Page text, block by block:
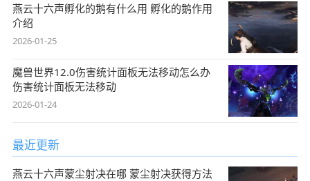
燕云十六声孵化的鹅有什么用 孵化的鹅作用
介绍
2026-01-25
魔兽世界12.0伤害统计面板无法移动怎么办
伤害统计面板无法移动
2026-01-24
最近更新
燕云十六声蒙尘射决在哪 蒙尘射决获得方法